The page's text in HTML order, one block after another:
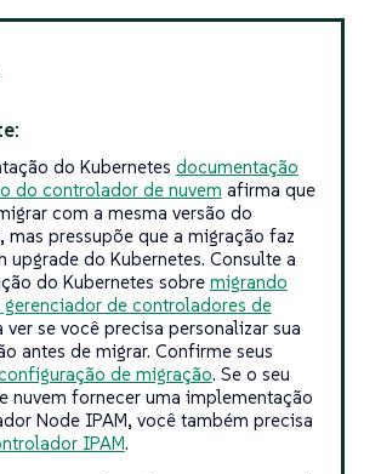
do Kubernetes documentação
do controlador de nuvem afirma que
com a mesma versão do
mas pressupõe que a migração faz
upgrade do Kubernetes. Consulte a
do Kubernetes sobre migrando
gerenciador de controladores de
ver se você precisa personalizar sua
antes de migrar. Confirme seus
de migração. Se o seu
nuvem fornecer uma implementação
Node IPAM, você também precisa
IPAM.